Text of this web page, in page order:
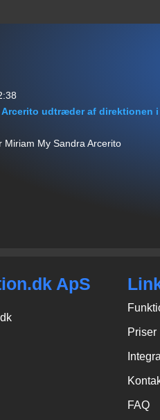
Arcerito udtræder af direktionen i
Miriam My Sandra Arcerito
ApS
Priser
FAQ